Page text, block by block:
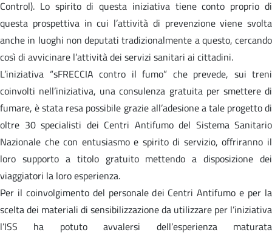
Control). Lo spirito di questa iniziativa tiene conto proprio di
questa prospettiva in cui l’attività di prevenzione viene svolta
anche in luoghi non deputati tradizionalmente a questo, cercando
così di avvicinare l’attività dei servizi sanitari ai cittadini.
L’iniziativa “sFRECCIA contro il fumo” che prevede, sui treni
coinvolti nell’iniziativa, una consulenza gratuita per smettere di
fumare, è stata resa possibile grazie all’adesione a tale progetto di
oltre 30 specialisti dei Centri Antifumo del Sistema Sanitario
Nazionale che con entusiasmo e spirito di servizio, offriranno il
loro supporto a titolo gratuito mettendo a disposizione dei
viaggiatori la loro esperienza.
Per il coinvolgimento del personale dei Centri Antifumo e per la
scelta dei materiali di sensibilizzazione da utilizzare per l’iniziativa
l’ISS ha potuto avvalersi dell’esperienza maturata